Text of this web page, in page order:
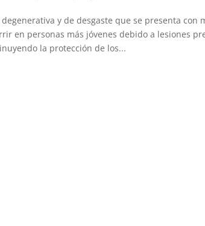
y de desgaste que se presenta con
en personas más jóvenes debido a lesiones
la protección de los...